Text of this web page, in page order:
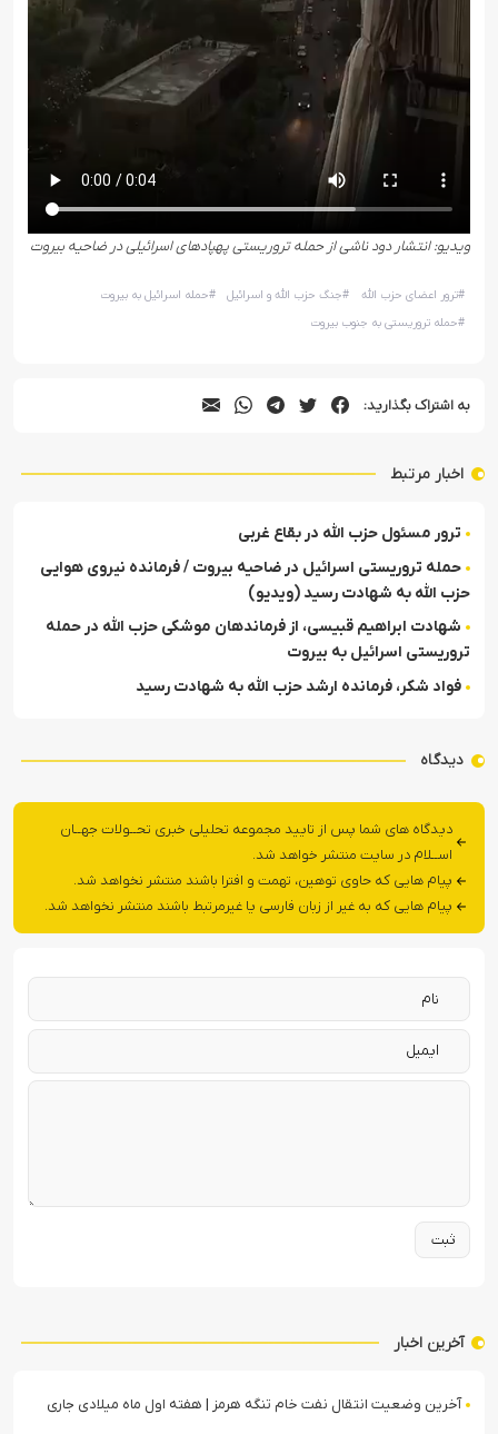
ویدیو: انتشار دود ناشی از حمله تروریستی پهپادهای اسرائیلی در ضاحیه بیروت
#ترور اعضای حزب الله #جنگ حزب الله و اسرائیل #حمله اسرائیل به بیروت
#حمله تروریستی به جنوب بیروت
به اشتراک بگذارید:
اخبار مرتبط
ترور مسئول حزب الله در بقاع غربی
حمله تروریستی اسرائیل در ضاحیه بیروت / فرمانده نیروی هوایی
حزب الله به شهادت رسید (ویدیو)
شهادت ابراهیم قبیسی، از فرماندهان موشکی حزب الله در حمله
تروریستی اسرائیل به بیروت
فواد شکر، فرمانده ارشد حزب الله به شهادت رسید
دیدگاه
دیدگاه های شما پس از تایید مجموعه تحلیلی خبری تحــولات جهــان
اســلام در سایت منتشر خواهد شد.
پیام هایی که حاوی توهین، تهمت و افترا باشند منتشر نخواهد شد.
پیام هایی که به غیر از زبان فارسی یا غیرمرتبط باشند منتشر نخواهد شد.
آخرین اخبار
آخرین وضعیت انتقال نفت خام تنگه هرمز | هفته اول ماه میلادی جاری